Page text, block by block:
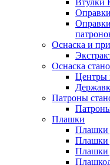
Втулки
Оснаска и
Оснаска
Центры
Патроны
Плашки
Плашки
Плашки
Плашки